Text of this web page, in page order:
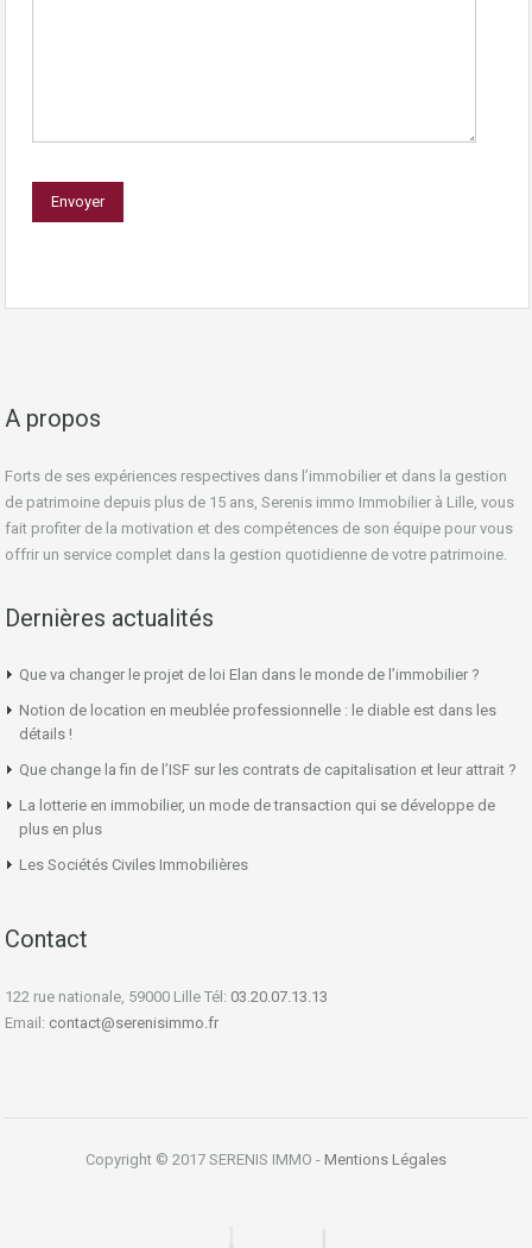
A propos
Forts de ses expériences respectives dans l’immobilier et dans la gestion
de patrimoine depuis plus de 15 ans, Serenis immo Immobilier à Lille, vous
fait profiter de la motivation et des compétences de son équipe pour vous
offrir un service complet dans la gestion quotidienne de votre patrimoine.
Dernières actualités
Que va changer le projet de loi Elan dans le monde de l’immobilier ?
Notion de location en meublée professionnelle : le diable est dans les
détails !
Que change la fin de l’ISF sur les contrats de capitalisation et leur attrait ?
La lotterie en immobilier, un mode de transaction qui se développe de
plus en plus
Les Sociétés Civiles Immobilières
Contact
122 rue nationale, 59000 Lille Tél: 03.20.07.13.13
Email: contact@serenisimmo.fr
Copyright © 2017 SERENIS IMMO - Mentions Légales